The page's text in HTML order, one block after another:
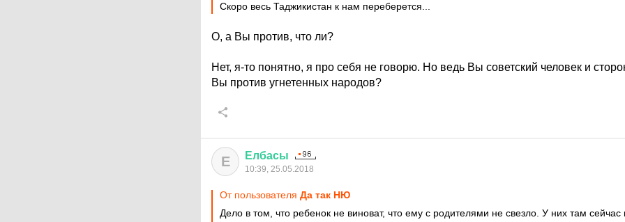
Скоро весь Таджикистан к нам переберется...
О, а Вы против, что ли?
Нет, я-то понятно, я про себя не говорю. Но ведь Вы советский человек и
Вы против угнетенных народов?
Е Елбасы
10:39, 25.05.2018
От пользователя Да так НЮ
Дело в том, что ребенок не виноват, что ему с родителями не свезло. У них там